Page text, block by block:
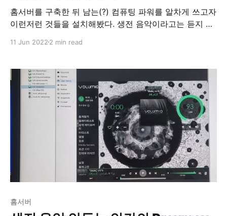
홈서버를 구축한 뒤 남는(?) 컴퓨팅 파워를 알차게 쓰고자
이런저런 것들을 설치해봤다. 생전 음악이라고는 듣지 않
한 동경이 있었는데, 이 기회에 Proxmox에 해킨토시를
Installing macOS 12 “Monterey” on Proxmox 7 –
Nicholas Sherlock 영상과 블로그를 참조하면 그리 어렵
지 않게 Proxmox에 해킨토시를
11 Jun 2022 2 min read
홈서버